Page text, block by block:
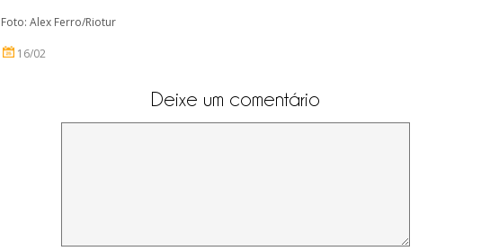
Foto: Alex Ferro/Riotur
16/02
Deixe um comentário